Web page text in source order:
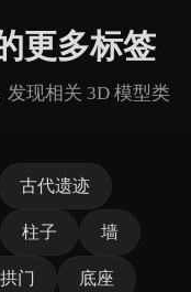
更多标签
现相关 3D 模型类
古代遗迹
柱子 墙
拱门 底座